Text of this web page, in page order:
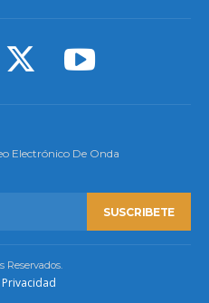
Electrónico De Onda
SUSCRIBETE
Reservados.
Privacidad